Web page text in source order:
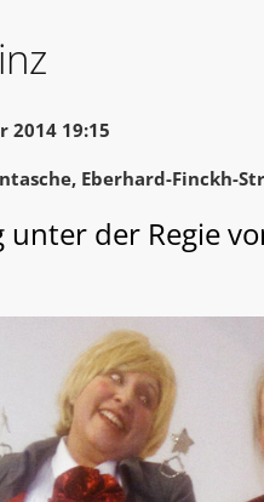
2014 19:15
Eberhard-Finckh-
unter der Regie